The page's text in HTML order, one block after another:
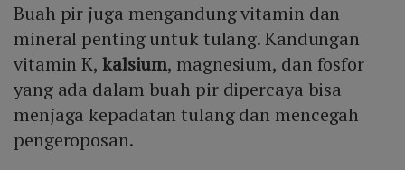
Buah pir juga mengandung vitamin dan
mineral penting untuk tulang. Kandungan
vitamin K, kalsium, magnesium, dan fosfor
yang ada dalam buah pir dipercaya bisa
menjaga kepadatan tulang dan mencegah
pengeroposan.